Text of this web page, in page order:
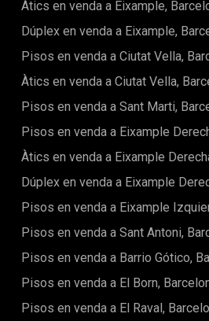
Barcelona.L'interior ofereix un
electrodomèstics d'alta gamma, tres
sostres alts, els grans finestrals i
proporcionen una excel·lent entrada
executada amb materials de
conductes, mobiliari de disseny i
sofisticada.La propietat es ven
equipada, llesta per entrar-hi a viure
inversió en règim de lloguer
oportunitat única per a aquells que
una ubicació prime i una terrassa
amb més personalitat de
per concertar una visita privada, no
Àtics en venda a Eixample,
Dúplex en venda a Eixample,
Pisos en venda a Ciutat Vella,
Àtics en venda a Ciutat Vella,
Pisos en venda a Sant Marti,
Pisos en venda a Eixample
Àtics en venda a Eixample
Dúplex en venda a Eixample
Pisos en venda a Eixample
Pisos en venda a Sant Antoni,
Pisos en venda a Barrio Gótico,
Pisos en venda a El Born,
Pisos en venda a El Raval,